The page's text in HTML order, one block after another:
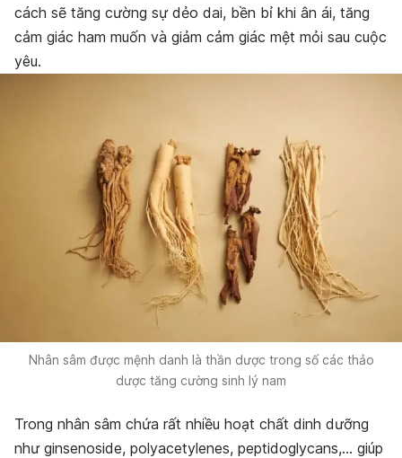
cách sẽ tăng cường sự dẻo dai, bền bỉ khi ân ái, tăng
cảm giác ham muốn và giảm cảm giác mệt mỏi sau cuộc
yêu.
Nhân sâm được mệnh danh là thần dược trong số các thảo
dược tăng cường sinh lý nam
Trong nhân sâm chứa rất nhiều hoạt chất dinh dưỡng
như ginsenoside, polyacetylenes, peptidoglycans,… giúp